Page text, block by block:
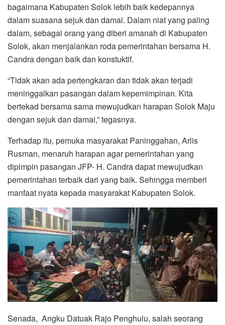
bagaimana Kabupaten Solok lebih baik kedepannya
dalam suasana sejuk dan damai. Dalam niat yang paling
dalam, sebagai orang yang diberi amanah di Kabupaten
Solok, akan menjalankan roda pemerintahan bersama H.
Candra dengan baik dan konstuktif.
“Tidak akan ada pertengkaran dan tidak akan terjadi
meninggalkan pasangan dalam kepemimpinan. Kita
bertekad bersama sama mewujudkan harapan Solok Maju
dengan sejuk dan damai,” tegasnya.
Terhadap itu, pemuka masyarakat Paninggahan, Arlis
Rusman, menaruh harapan agar pemerintahan yang
dipimpin pasangan JFP- H. Candra dapat mewujudkan
pemerintahan terbaik dari yang baik. Sehingga memberi
manfaat nyata kepada masyarakat Kabupaten Solok.
Senada, Angku Datuak Rajo Penghulu, salah seorang